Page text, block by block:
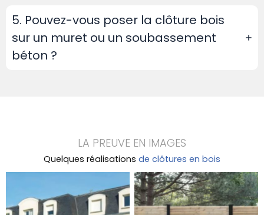
5. Pouvez-vous poser la clôture bois
sur un muret ou un soubassement
béton ?
LA PREUVE EN IMAGES
Quelques réalisations de clôtures en bois